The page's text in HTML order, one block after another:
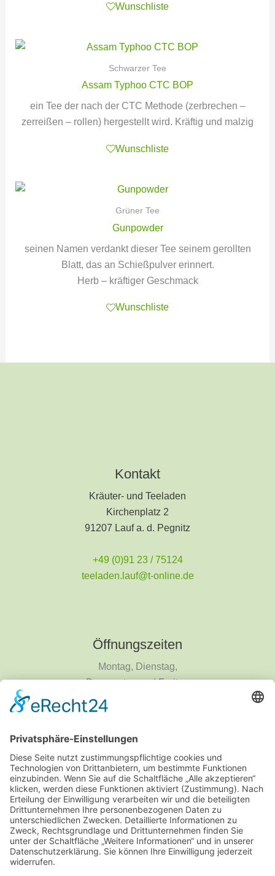
Wunschliste
Schwarzer Tee
Assam Typhoo CTC BOP
ein Tee der nach der CTC Methode (zerbrechen –
zerreißen – rollen) hergestellt wird. Kräftig und malzig
Wunschliste
Grüner Tee
Gunpowder
seinen Namen verdankt dieser Tee seinem gerollten
Blatt, das an Schießpulver erinnert.
Herb – kräftiger Geschmack
Wunschliste
Kontakt
Kräuter- und Teeladen
Kirchenplatz 2
91207 Lauf a. d. Pegnitz
+49 (0)91 23 / 75124
teeladen.lauf@t-online.de
Öffnungszeiten
Montag, Dienstag,
Donnerstag und Freitag
9 - 14 Uhr
Informationen
Über uns
Produktanfrage